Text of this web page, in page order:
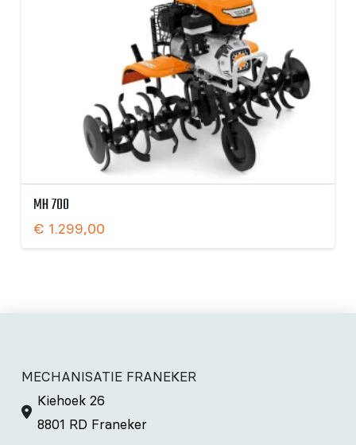
MH 700
€ 1.299,00
MECHANISATIE FRANEKER
Kiehoek 26
8801 RD Franeker